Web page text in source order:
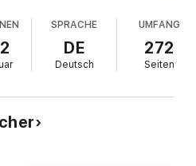
einer Gesellschaft sein, die
baut – und zwar
Vorstellung der Zukunft können die
attraktive Alternativen.
Land fair und klimagerecht,
SPRACHE
DE
Deutsch
UMFANG
272
Seiten